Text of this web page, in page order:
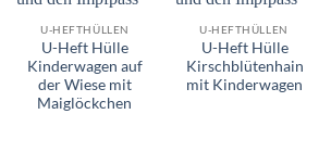
U-HEFTHÜLLEN
U-Heft Hülle
Kinderwagen auf
der Wiese mit
Maiglöckchen
U-HEFTHÜLLEN
U-Heft Hülle
Kirschblütenhain
mit Kinderwagen